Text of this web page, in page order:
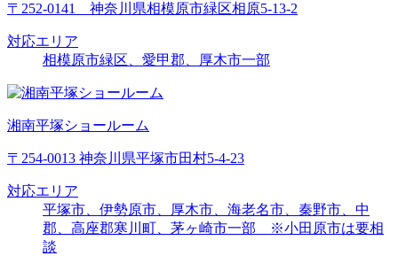
〒252-0141 神奈川県相模原市緑区相原5-13-2
対応エリア
相模原市緑区、愛甲郡、厚木市一部
湘南平塚ショールーム
〒254-0013 神奈川県平塚市田村5-4-23
対応エリア
平塚市、伊勢原市、厚木市、海老名市、秦野市、中
郡、高座郡寒川町、茅ヶ崎市一部 ※小田原市は要相
談